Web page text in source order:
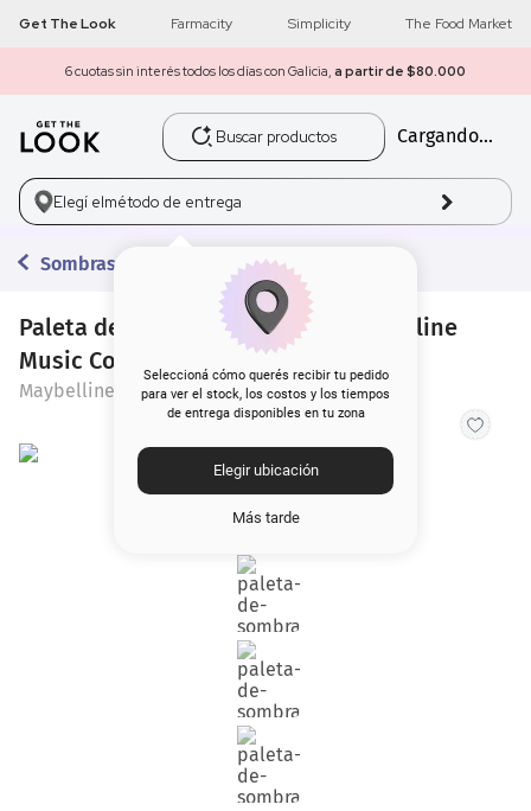
Get The Look Farmacity Simplicity The Food Market
6 cuotas sin interés todos los días con Galicia, a partir de $80.000
Buscar productos
Cargando...
Elegí elmétodo de entrega
Seleccioná cómo querés recibir tu pedido
para ver el stock, los costos y los tiempos
de entrega disponibles en tu zona
Elegir ubicación
Más tarde
Sombras
Paleta de Sombras para Ojos Maybelline
Music Collection Reggaeton
Maybelline
1 get the look
2 máscara pestañas
3.
5. corrector